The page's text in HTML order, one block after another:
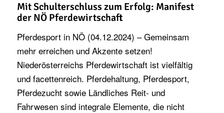
Mit Schulterschluss zum Erfolg: Manifest
der NÖ Pferdewirtschaft
Pferdesport in NÖ (04.12.2024) – Gemeinsam
mehr erreichen und Akzente setzen!
Niederösterreichs Pferdewirtschaft ist vielfältig
und facettenreich. Pferdehaltung, Pferdesport,
Pferdezucht sowie Ländliches Reit- und
Fahrwesen sind integrale Elemente, die nicht